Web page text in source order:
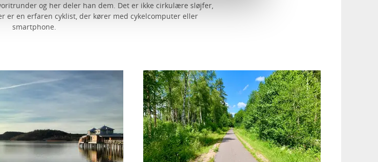
og her deler han dem. Det er ikke cirkulære sløjfer,
er en erfaren cyklist, der kører med cykelcomputer eller
smartphone.